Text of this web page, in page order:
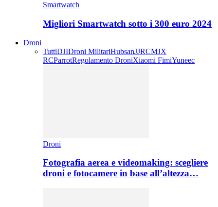
Smartwatch
Migliori Smartwatch sotto i 300 euro 2024
Droni
TuttiDJIDroni MilitariHubsanJJRCMJX
RCParrotRegolamento DroniXiaomi FimiYuneec
Droni
Fotografia aerea e videomaking: scegliere
droni e fotocamere in base all’altezza…